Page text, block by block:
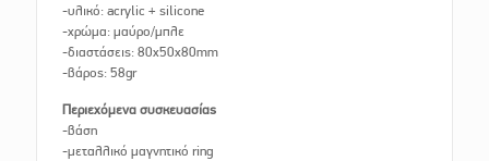
-υλικό: acrylic + silicone
-χρώμα: μαύρο/μπλε
-διαστάσεις: 80x50x80mm
-βάρος: 58gr
Περιεχόμενα συσκευασίας
-βάση
-μεταλλικό μαγνητικό ring